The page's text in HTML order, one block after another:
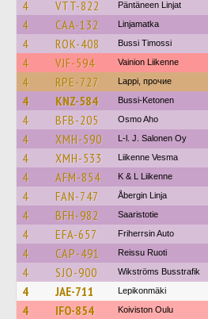
4 VTT-822 Päntäneen Linjat
4 CAA-132 Linjamatka
4 ROK-408 Bussi Timossi
4 VJF-594 Vainion Liikenne
4 RPE-727 Lappi, прочие
4 KNZ-584 Bussi-Ketonen
4 BFB-205 Osmo Aho
4 XMH-590 L-l. J. Salonen Oy
4 XMH-533 Liikenne Vesma
4 AFM-854 K & L Liikenne
4 FAN-747 Åbergin Linja
4 BFH-982 Saaristotie
4 EFA-657 Friherrsin Auto
4 CAP-491 Reissu Ruoti
4 SJO-900 Wikströms Busstrafik
4 JAE-711 Lepikonmäki
4 IFO-854 Koiviston Oulu